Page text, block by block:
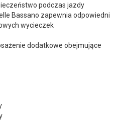
podczas jazdy
Bassano zapewnia odpowiedni
wycieczek
dodatkowe obejmujące